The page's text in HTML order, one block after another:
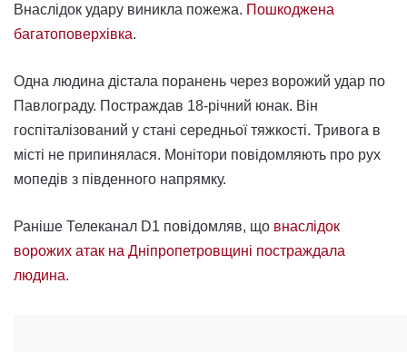
Внаслідок удару виникла пожежа. Пошкоджена
багатоповерхівка.
Одна людина дістала поранень через ворожий удар по
Павлограду. Постраждав 18-річний юнак. Він
госпіталізований у стані середньої тяжкості. Тривога в
місті не припинялася. Монітори повідомляють про рух
мопедів з південного напрямку.
Раніше Телеканал D1 повідомляв, що внаслідок
ворожих атак на Дніпропетровщині постраждала
людина.